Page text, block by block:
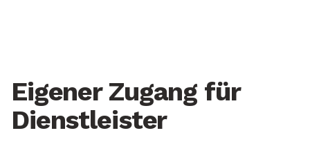
Eigener Zugang für
Dienstleister